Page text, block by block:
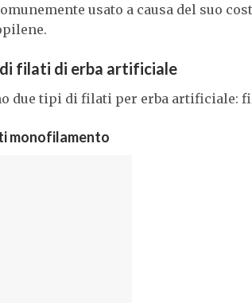
usato a causa del suo
filati di erba artificiale
due tipi di filati per erba artificiale:
monofilamento